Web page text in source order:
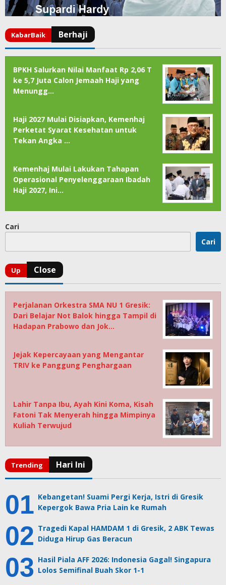
BPKH Salurkan Nilai Manfaat Rp 2,06 T
ke 5,7 Juta Calon Jemaah Haji yang
Menungg…
Haji 2027 Mulai Disiapkan, Kemenhaj
Perketat Syarat Kesehatan untuk
Tekan Angka …
Kemenhaj Mulai Lakukan Tahapan
Operasional Penyelenggaraan Ibadah
Haji 2027, Ini…
Cari
Cari
Perjalanan Orkestra SMA NU 1 Gresik:
Dari Belajar Not Balok hingga Tampil di
Hadapan Prabowo dan Jok…
Jejak Kepercayaan yang Mengantar
TRIV ke Panggung Penghargaan
Lahir Tanpa Ibu, Ayah Kini Koma, Kisah
Fatoni Tak Menyerah hingga Mimpinya
Kuliah Terwujud
Kebangetan! Suami Pergi Kerja, Istri di Gresik
Kepergok Bawa Pria Lain ke Rumah
Tragedi Kapal HAMDAM 1 di Gresik, 2 ABK Tewas
Diduga Hirup Gas Beracun
Hasil Piala AFF 2026: Indonesia Gagal! Singapura
Lolos Semifinal Buah Skor 1-1